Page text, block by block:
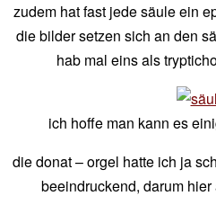
zudem hat fast jede säule ein
die bilder setzen sich an den
hab mal eins als
ich hoffe man kann es
die donat – orgel hatte ich ja
beeindruckend, darum